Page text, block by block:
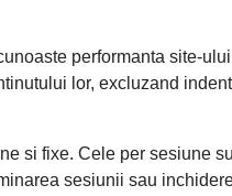
performanta site-
lor, excluzand
si fixe. Cele per sesiune
sesiunii sau